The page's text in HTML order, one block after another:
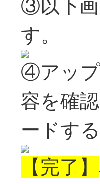
③以下画
す。
④アップ
容を確
ードす
【完了】